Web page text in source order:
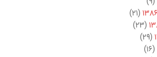
(۲۱)
(۲۳)
(۲۹)
(۱۶)